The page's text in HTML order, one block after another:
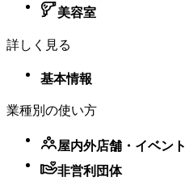
美容室
詳しく見る
基本情報
業種別の使い方
屋内外店舗・​イベント
非営利団体